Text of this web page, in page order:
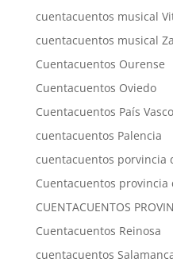
cuentacuentos musical
cuentacuentos musical
Cuentacuentos Ourense
Cuentacuentos Oviedo
Cuentacuentos País Vasco
cuentacuentos Palencia
cuentacuentos porvincia
Cuentacuentos provincia
CUENTACUENTOS
Cuentacuentos Reinosa
cuentacuentos